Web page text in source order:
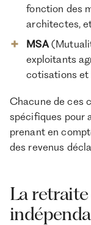
fonction des
architectes,
MSA
exploitants
cotisations et
Chacune de ces
spécifiques pour
prenant en
des revenus
La